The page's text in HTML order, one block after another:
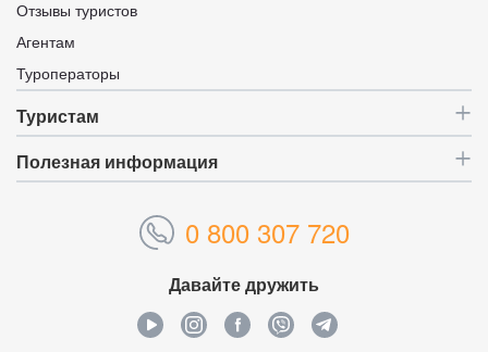
Отзывы туристов
Агентам
Туроператоры
Туристам
Полезная информация
0 800 307 720
Давайте дружить